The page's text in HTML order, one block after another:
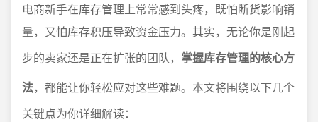
电商新手在库存管理上常常感到头疼，既怕断货影响销
量，又怕库存积压导致资金压力。其实，无论你是刚起
步的卖家还是正在扩张的团队， 掌握库存管理的核心方
法，都能让你轻松应对这些难题。本文将围绕以下几个
关键点为你详细解读：